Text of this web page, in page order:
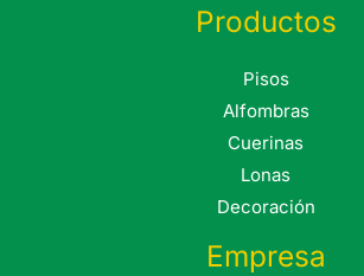
Productos
Pisos
Alfombras
Cuerinas
Lonas
Decoración
Empresa